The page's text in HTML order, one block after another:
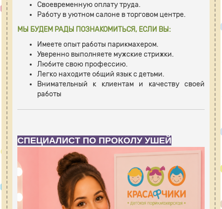
Своевременную оплату труда.
Работу в уютном салоне в торговом центре.
МЫ БУДЕМ РАДЫ ПОЗНАКОМИТЬСЯ, ЕСЛИ ВЫ:
Имеете опыт работы парикмахером.
Уверенно выполняете мужские стрижки.
Любите свою профессию.
Легко находите общий язык с детьми.
Внимательный к клиентам и качеству своей
работы
СПЕЦИАЛИСТ ПО ПРОКОЛУ УШЕЙ